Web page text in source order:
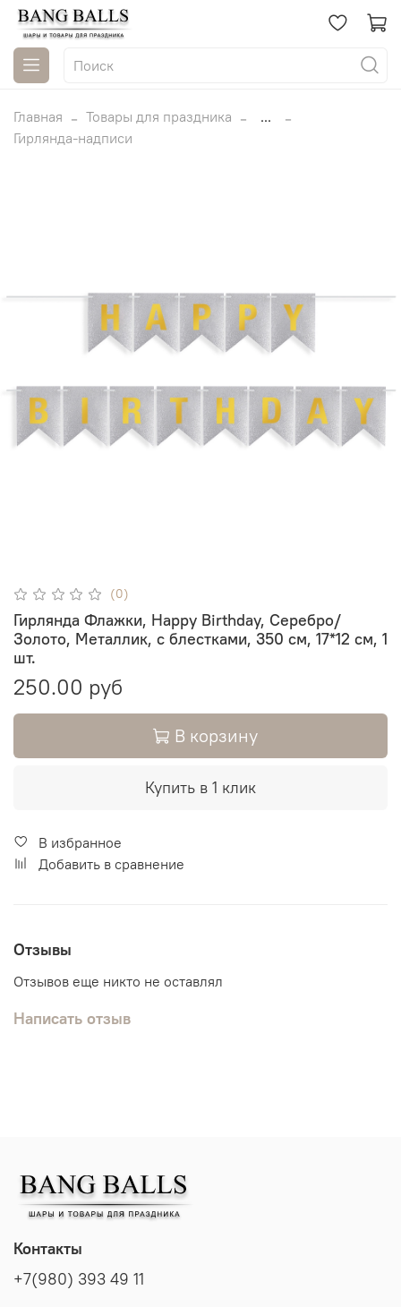
Главная Товары для праздника
...
Гирлянда-надписи
(0)
Гирлянда Флажки, Happy Birthday, Серебро/
Золото, Металлик, с блестками, 350 см, 17*12 см, 1
шт.
250.00 руб
В корзину
Купить в 1 клик
В избранное
Добавить в сравнение
Отзывы
Отзывов еще никто не оставлял
Написать отзыв
Контакты
+7(980) 393 49 11